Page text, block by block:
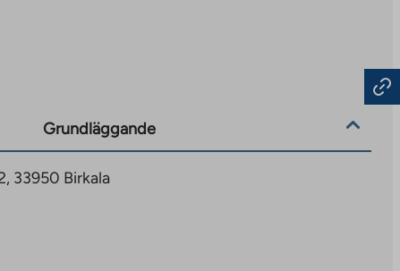
Grundläggande
33950 Birkala